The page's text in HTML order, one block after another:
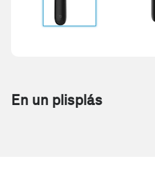
En un plisplás